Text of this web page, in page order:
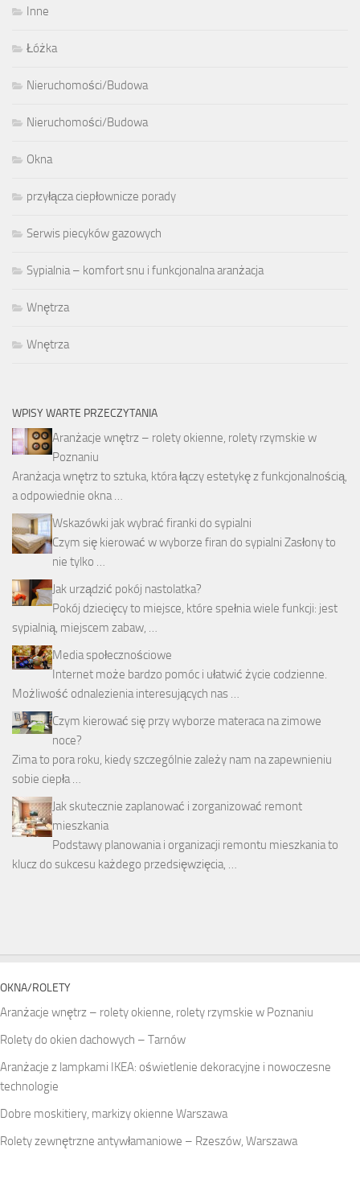
Inne
Łóżka
Nieruchomości/Budowa
Nieruchomości/Budowa
Okna
przyłącza ciepłownicze porady
Serwis piecyków gazowych
Sypialnia – komfort snu i funkcjonalna aranżacja
Wnętrza
Wnętrza
WPISY WARTE PRZECZYTANIA
Aranżacje wnętrz – rolety okienne, rolety rzymskie w
Poznaniu
Aranżacja wnętrz to sztuka, która łączy estetykę z funkcjonalnością,
a odpowiednie okna …
Wskazówki jak wybrać firanki do sypialni
Czym się kierować w wyborze firan do sypialni Zasłony to
nie tylko …
Jak urządzić pokój nastolatka?
Pokój dziecięcy to miejsce, które spełnia wiele funkcji: jest
sypialnią, miejscem zabaw, …
Media społecznościowe
Internet może bardzo pomóc i ułatwić życie codzienne.
Możliwość odnalezienia interesujących nas …
Czym kierować się przy wyborze materaca na zimowe
noce?
Zima to pora roku, kiedy szczególnie zależy nam na zapewnieniu
sobie ciepła …
Jak skutecznie zaplanować i zorganizować remont
mieszkania
Podstawy planowania i organizacji remontu mieszkania to
klucz do sukcesu każdego przedsięwzięcia, …
OKNA/ROLETY
Aranżacje wnętrz – rolety okienne, rolety rzymskie w Poznaniu
Rolety do okien dachowych – Tarnów
Aranżacje z lampkami IKEA: oświetlenie dekoracyjne i nowoczesne
technologie
Dobre moskitiery, markizy okienne Warszawa
Rolety zewnętrzne antywłamaniowe – Rzeszów, Warszawa